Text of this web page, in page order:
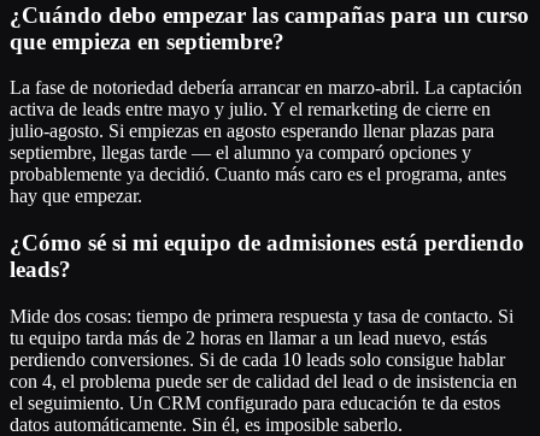
¿Cuándo debo empezar las campañas para un curso
que empieza en septiembre?
La fase de notoriedad debería arrancar en marzo-abril. La captación
activa de leads entre mayo y julio. Y el remarketing de cierre en
julio-agosto. Si empiezas en agosto esperando llenar plazas para
septiembre, llegas tarde — el alumno ya comparó opciones y
probablemente ya decidió. Cuanto más caro es el programa, antes
hay que empezar.
¿Cómo sé si mi equipo de admisiones está perdiendo
leads?
Mide dos cosas: tiempo de primera respuesta y tasa de contacto. Si
tu equipo tarda más de 2 horas en llamar a un lead nuevo, estás
perdiendo conversiones. Si de cada 10 leads solo consigue hablar
con 4, el problema puede ser de calidad del lead o de insistencia en
el seguimiento. Un CRM configurado para educación te da estos
datos automáticamente. Sin él, es imposible saberlo.